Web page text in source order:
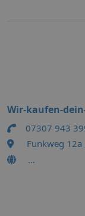
Wir-kaufen-
07307 943
Funkweg
...